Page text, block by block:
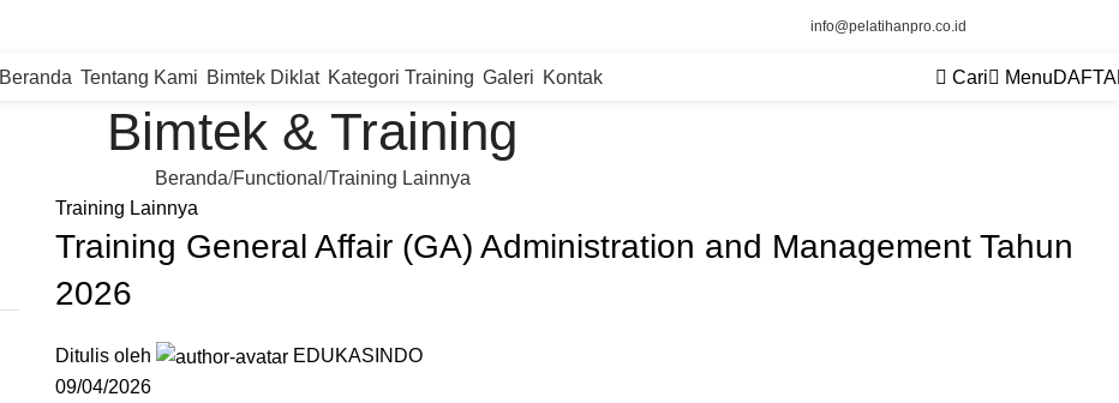
info@pelatihanpro.co.id
Beranda Tentang Kami Bimtek Diklat Kategori Training Galeri Kontak Cari Menu
Bimtek & Training
Beranda Functional Training Lainnya
Training Lainnya
Training General Affair (GA) Administration and Management Tahun
2026
Ditulis oleh
EDUKASINDO
09/04/2026